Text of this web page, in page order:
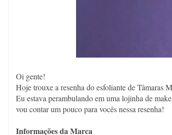
Oi gente!
Hoje trouxe a resenha do esfoliante de Tâmaras
Eu estava perambulando em uma lojinha de
vou contar um pouco para vocês nessa resenha!
Informações da Marca